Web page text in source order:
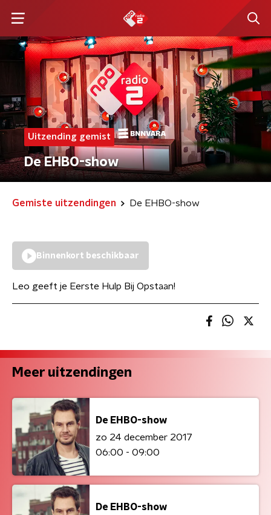
Uitzending gemist
De EHBO-show
Gemiste uitzendingen De EHBO-show
Binnenkort beschikbaar
Leo geeft je Eerste Hulp Bij Opstaan!
Meer uitzendingen
De EHBO-show
zo 24 december 2017
06:00 - 09:00
De EHBO-show